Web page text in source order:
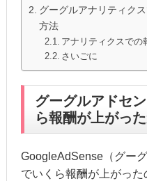
グーグルアナリティク
方法
アナリティクスでの
さいごに
グーグルアドセ
ら報酬が上がっ
GoogleAdSense（グー
でいくら報酬が上がっ